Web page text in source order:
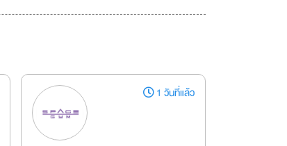
1 วันที่แล้ว